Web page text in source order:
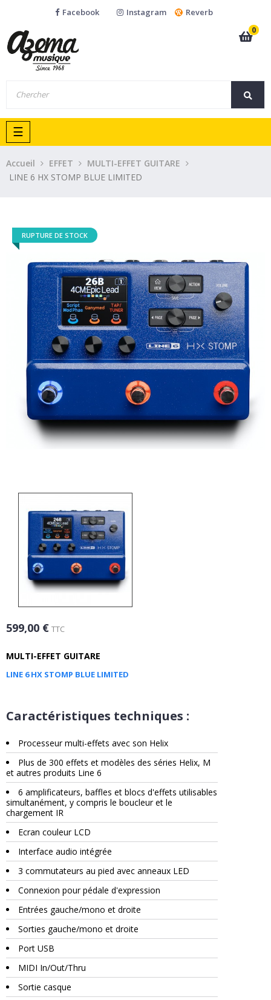
Facebook Instagram
Reverb
0
Basculer
la
navigation
☰
Accueil EFFET
MULTI-EFFET GUITARE
LINE 6 HX STOMP BLUE LIMITED
RUPTURE DE STOCK
599,00 € TTC
MULTI-EFFET GUITARE
LINE 6 HX STOMP BLUE LIMITED
Caractéristiques techniques :
Processeur multi-effets avec son Helix
Plus de 300 effets et modèles des séries Helix, M
et autres produits Line 6
6 amplificateurs, baffles et blocs d'effets utilisables
simultanément, y compris le boucleur et le
chargement IR
Ecran couleur LCD
Interface audio intégrée
3 commutateurs au pied avec anneaux LED
Connexion pour pédale d'expression
Entrées gauche/mono et droite
Sorties gauche/mono et droite
Port USB
MIDI In/Out/Thru
Sortie casque